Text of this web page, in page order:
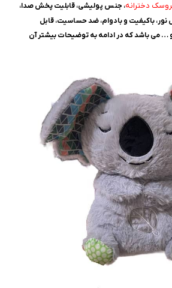
دخترانه، جنس پولیشی، قابلیت پخش صدا،
باکیفیت و بادوام، ضد حساسیت، قابل
می باشد که در ادامه به توضیحات بیشتر آن